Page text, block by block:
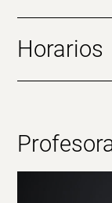
Horarios